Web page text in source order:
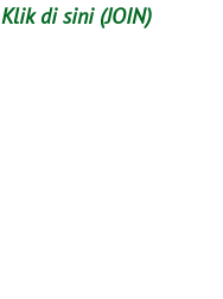
Klik di sini (JOIN)